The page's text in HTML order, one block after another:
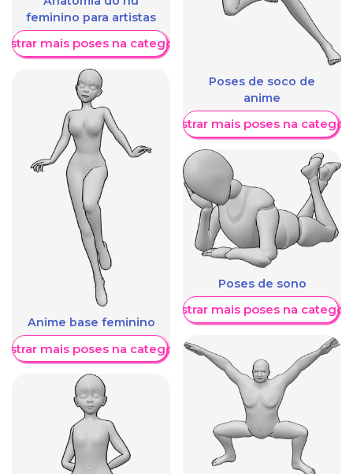
feminino para artistas
mais poses na categoria
Anime base feminino
mais poses na categoria
Poses de soco de
anime
Mostrar mais poses na
Poses de sono
Mostrar mais poses na